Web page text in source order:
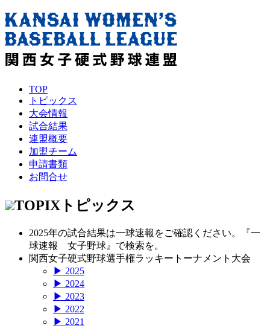
TOP
トピックス
大会情報
試合結果
連盟概要
加盟チーム
申請書類
お問合せ
TOPIX トピックス
2025年の試合結果は一球速報をご確認ください。『一
球速報 女子野球』で検索を。
関西女子硬式野球選手権ラッキートーナメント大会
▶ 2025
▶ 2024
▶ 2023
▶ 2022
▶ 2021